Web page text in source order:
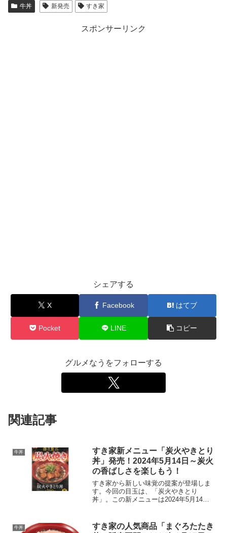
牛丼 新発売 すき家
スポンサーリンク
シェアする
X Facebook はてブ
Pocket LINE コピー
グルメなうをフォローする
関連記事
牛丼
すき家新メニュー「炭火やきとり
丼」発売！2024年5月14日～炭火
の香ばしさを楽しもう！
すき家から新しい味覚の提案が登場しま
す。今回の目玉は、「炭火やきとり
丼」。この新メニューは2024年5月14日
ぶりは、炭火の香ばしい風味が楽しめる
牛丼
すき家の人気商品「まぐろたたき